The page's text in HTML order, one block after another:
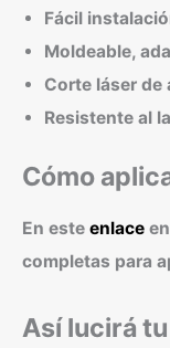
Fácil
Moldeable,
Corte láser de
Resistente al
Cómo
En este enlace
completas para
Así lucirá